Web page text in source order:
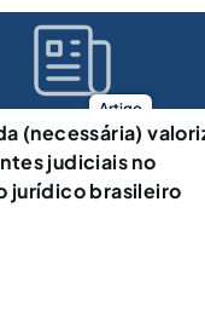
Artigo
(necessária)
judiciais no
jurídico brasileiro